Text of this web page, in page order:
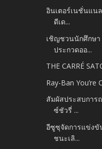
อินเตอร์เนชั่นแน
ดีเด...
เชิญชวนนักศึกษา
ประกวดออ...
THE CARRÉ
Ray-Ban You’re
สัมผัสประสบการ
ซ์ชัวรี่ ...
อีซูซุจัดการแข่งขั
ชนะเลิ...